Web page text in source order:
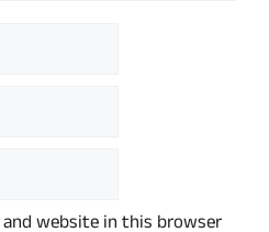
and website in this browser